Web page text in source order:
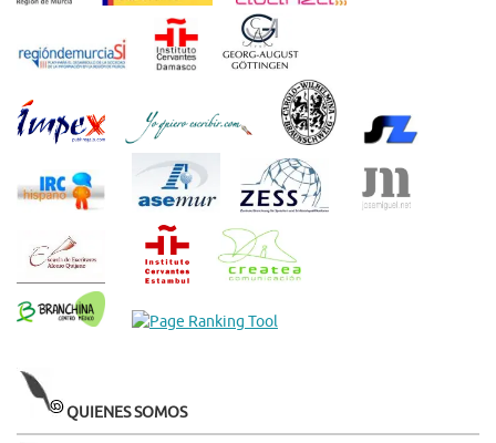
QUIENES SOMOS